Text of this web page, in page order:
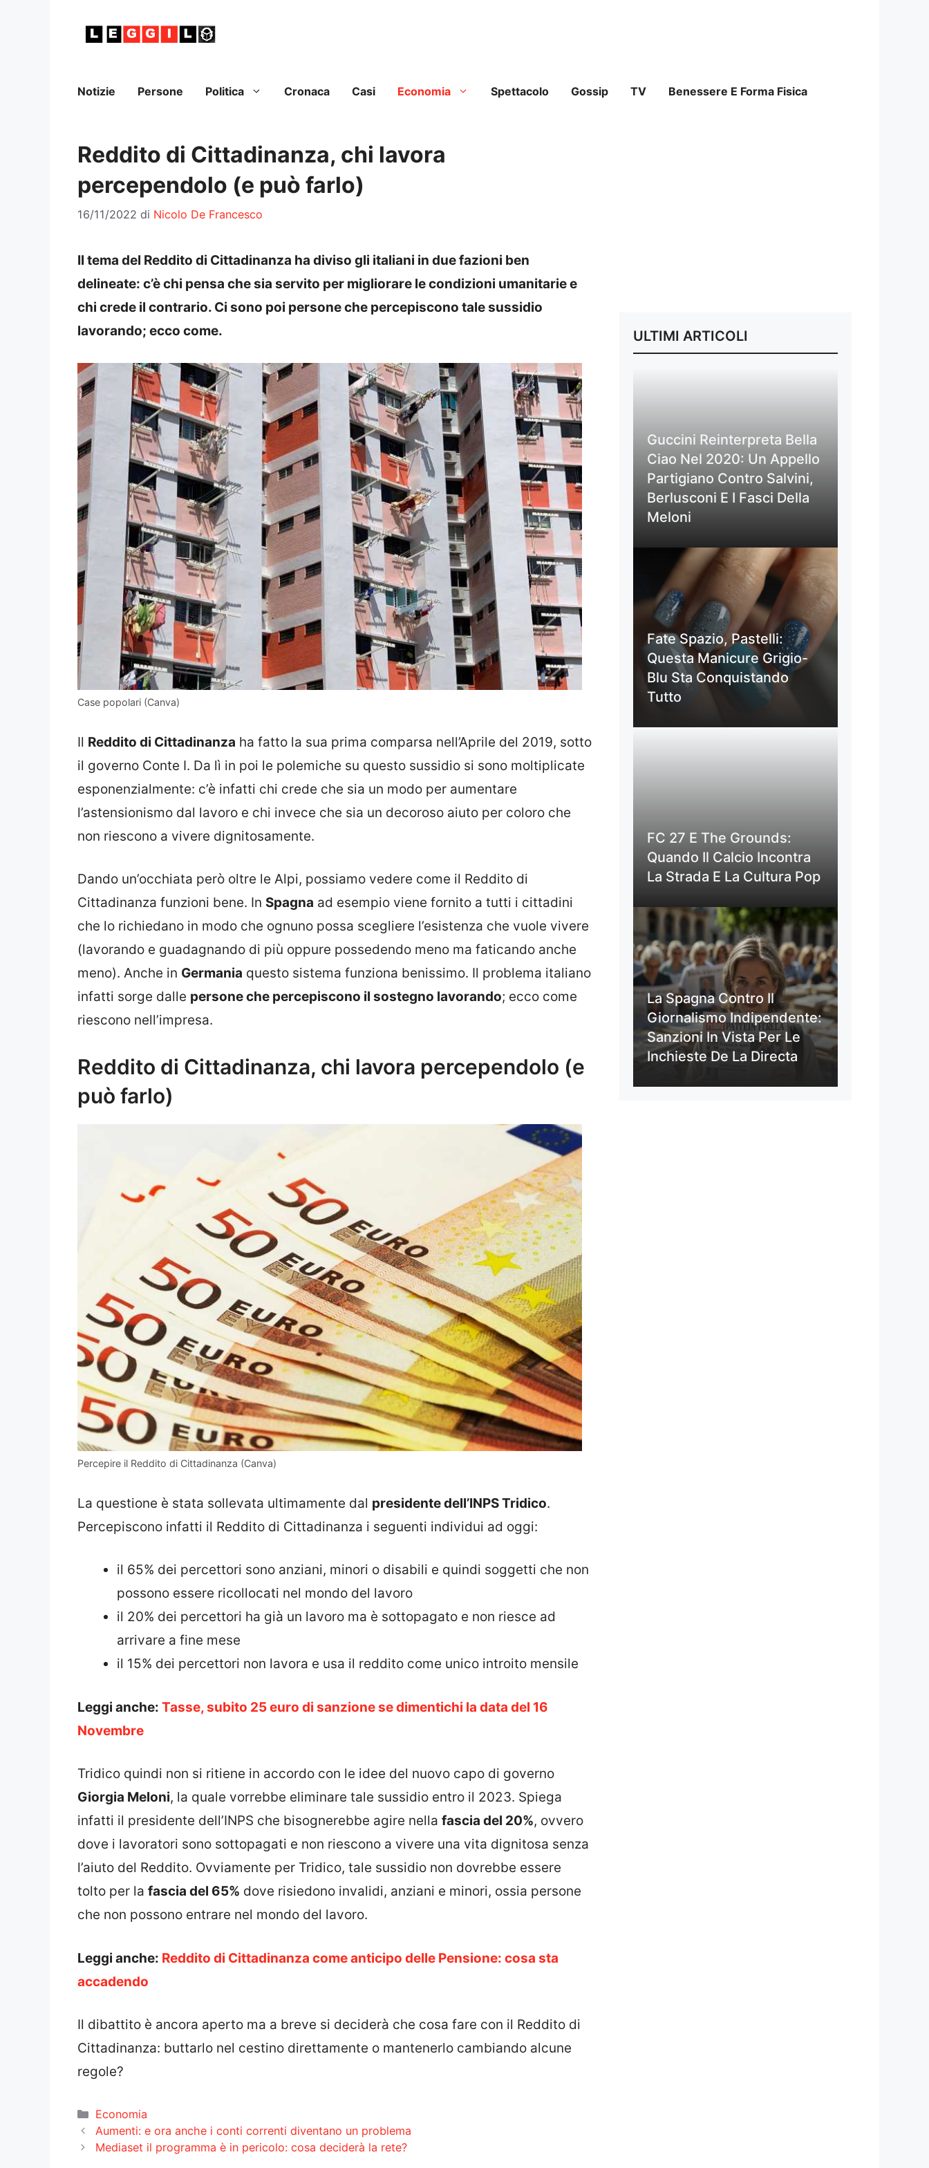
Notizie Persone Politica Cronaca Casi Economia Spettacolo Gossip TV Benessere E Forma Fisica
Reddito di Cittadinanza, chi lavora
percependolo (e può farlo)
16/11/2022 di Nicolo De Francesco
Il tema del Reddito di Cittadinanza ha diviso gli italiani in due fazioni ben
delineate: c’è chi pensa che sia servito per migliorare le condizioni umanitarie e
chi crede il contrario. Ci sono poi persone che percepiscono tale sussidio
lavorando; ecco come.
Case popolari (Canva)
Il Reddito di Cittadinanza ha fatto la sua prima comparsa nell’Aprile del 2019, sotto
il governo Conte I. Da lì in poi le polemiche su questo sussidio si sono moltiplicate
esponenzialmente: c’è infatti chi crede che sia un modo per aumentare
l’astensionismo dal lavoro e chi invece che sia un decoroso aiuto per coloro che
non riescono a vivere dignitosamente.
Dando un’occhiata però oltre le Alpi, possiamo vedere come il Reddito di
Cittadinanza funzioni bene. In Spagna ad esempio viene fornito a tutti i cittadini
che lo richiedano in modo che ognuno possa scegliere l’esistenza che vuole vivere
(lavorando e guadagnando di più oppure possedendo meno ma faticando anche
meno). Anche in Germania questo sistema funziona benissimo. Il problema italiano
infatti sorge dalle persone che percepiscono il sostegno lavorando; ecco come
riescono nell’impresa.
Reddito di Cittadinanza, chi lavora percependolo (e
può farlo)
Percepire il Reddito di Cittadinanza (Canva)
La questione è stata sollevata ultimamente dal presidente dell’INPS Tridico.
Percepiscono infatti il Reddito di Cittadinanza i seguenti individui ad oggi:
il 65% dei percettori sono anziani, minori o disabili e quindi soggetti che non
possono essere ricollocati nel mondo del lavoro
il 20% dei percettori ha già un lavoro ma è sottopagato e non riesce ad
arrivare a fine mese
il 15% dei percettori non lavora e usa il reddito come unico introito mensile
Leggi anche: Tasse, subito 25 euro di sanzione se dimentichi la data del 16
Novembre
Tridico quindi non si ritiene in accordo con le idee del nuovo capo di governo
Giorgia Meloni, la quale vorrebbe eliminare tale sussidio entro il 2023. Spiega
infatti il presidente dell’INPS che bisognerebbe agire nella fascia del 20%, ovvero
dove i lavoratori sono sottopagati e non riescono a vivere una vita dignitosa senza
l’aiuto del Reddito. Ovviamente per Tridico, tale sussidio non dovrebbe essere
tolto per la fascia del 65% dove risiedono invalidi, anziani e minori, ossia persone
che non possono entrare nel mondo del lavoro.
Leggi anche: Reddito di Cittadinanza come anticipo delle Pensione: cosa sta
accadendo
Il dibattito è ancora aperto ma a breve si deciderà che cosa fare con il Reddito di
Cittadinanza: buttarlo nel cestino direttamente o mantenerlo cambiando alcune
regole?
Categorie
Economia
Aumenti: e ora anche i conti correnti diventano un problema
Mediaset il programma è in pericolo: cosa deciderà la rete?
ULTIMI ARTICOLI
Guccini Reinterpreta Bella
Ciao Nel 2020: Un Appello
Partigiano Contro Salvini,
Berlusconi E I Fasci Della
Meloni
Fate Spazio, Pastelli:
Questa Manicure Grigio-
Blu Sta Conquistando
Tutto
FC 27 E The Grounds:
Quando Il Calcio Incontra
La Strada E La Cultura Pop
La Spagna Contro Il
Giornalismo Indipendente:
Sanzioni In Vista Per Le
Inchieste De La Directa